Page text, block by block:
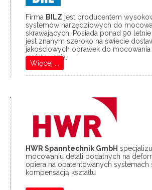
Firma BILZ jest producentem
systemów narzędziowych do
skrawających. Posiada ponad 90
jest znanym szeroko na świecie
jakościowych oprawek do
gwintowania.
Więcej ...
HWR Spanntechnik GmbH
mocowaniu detali podatnych na
opiera na opatentowanych
kompensacją kształtu